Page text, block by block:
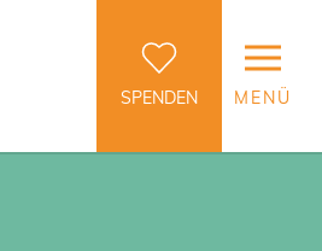
SPENDEN MENÜ